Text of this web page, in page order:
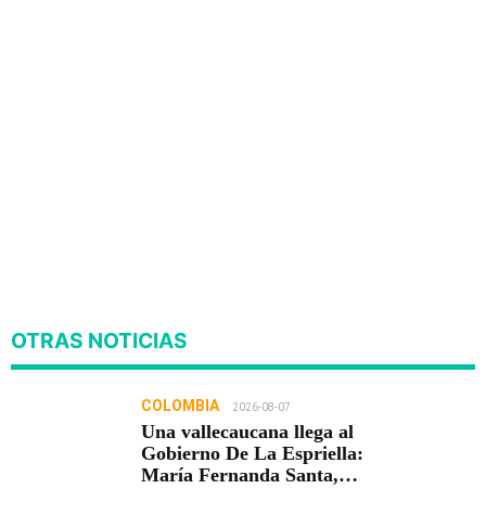
OTRAS NOTICIAS
COLOMBIA 2026-08-07
Una vallecaucana llega al
Gobierno De La Espriella:
María Fernanda Santa,